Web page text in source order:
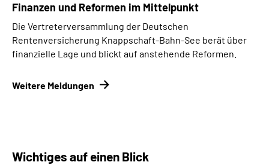
Finanzen und Reformen im Mittelpunkt
Die Vertreterversammlung der Deutschen
Rentenversicherung Knappschaft-Bahn-See berät über
finanzielle Lage und blickt auf anstehende Reformen.
Weitere Meldungen
Wichtiges auf einen Blick